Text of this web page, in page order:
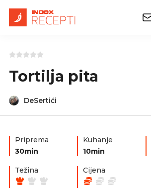
Tortilja pita
DeSertići
Priprema
30min
Kuhanje
10min
Težina Cijena